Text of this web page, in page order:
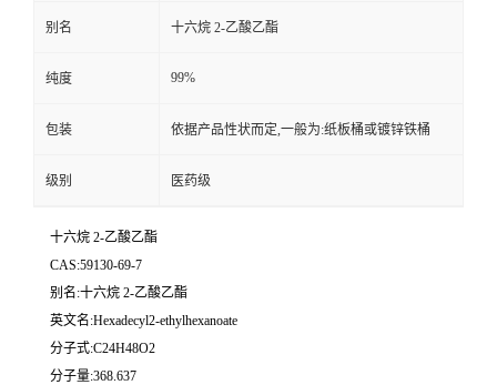
别名 十六烷 2-乙酸乙酯
纯度 99%
包装 依据产品性状而定,一般为:纸板桶或镀锌铁桶
级别 医药级
十六烷 2-乙酸乙酯
CAS:59130-69-7
别名:十六烷 2-乙酸乙酯
英文名:Hexadecyl2-ethylhexanoate
分子式:C24H48O2
分子量:368.637